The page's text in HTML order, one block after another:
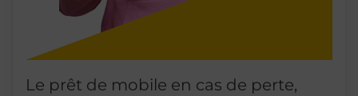
Le prêt de mobile en cas de perte,